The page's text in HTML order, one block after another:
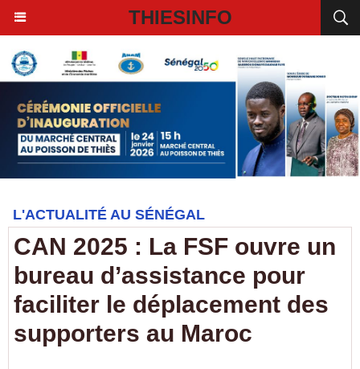
THIESINFO
L'ACTUALITÉ AU SÉNÉGAL
CAN 2025 : La FSF ouvre un
bureau d’assistance pour
faciliter le déplacement des
supporters au Maroc